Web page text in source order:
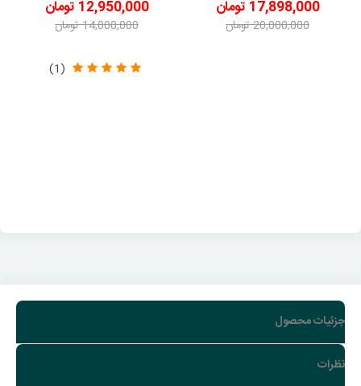
17,898,000 تومان
20,000,000 تومان
12,950,000 تومان
14,000,000 تومان
(1)
جزئیات محصول
نظرات